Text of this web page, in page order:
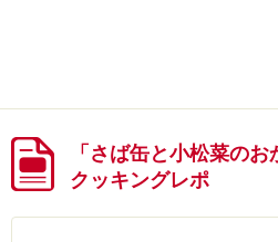
「さば缶と小松菜の
クッキングレポ